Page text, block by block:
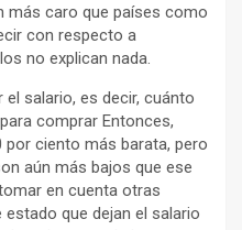
más caro que países como
con respecto a
no explican nada.
salario, es decir, cuánto
comprar Entonces,
ciento más barata, pero
aún más bajos que ese
en cuenta otras
que dejan el salario